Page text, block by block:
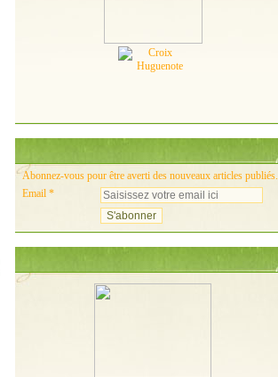
Abonnez-vous pour être averti des nouveaux articles publiés.
Email